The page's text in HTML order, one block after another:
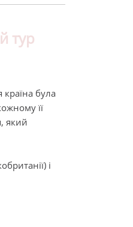
тур
країна була
її
який
і